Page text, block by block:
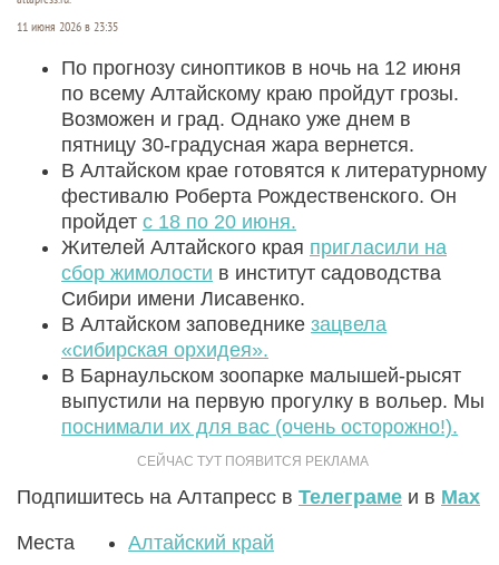
11 июня 2026 в 23:35
По прогнозу синоптиков в ночь на 12 июня
по всему Алтайскому краю пройдут грозы.
Возможен и град. Однако уже днем в
пятницу 30-градусная жара вернется.
В Алтайском крае готовятся к литературному
фестивалю Роберта Рождественского. Он
пройдет с 18 по 20 июня.
Жителей Алтайского края пригласили на
сбор жимолости в институт садоводства
Сибири имени Лисавенко.
В Алтайском заповеднике зацвела
«сибирская орхидея».
В Барнаульском зоопарке малышей-рысят
выпустили на первую прогулку в вольер. Мы
поснимали их для вас (очень осторожно!).
Подпишитесь на Алтапресс в Телеграме и в Max
Места Алтайский край